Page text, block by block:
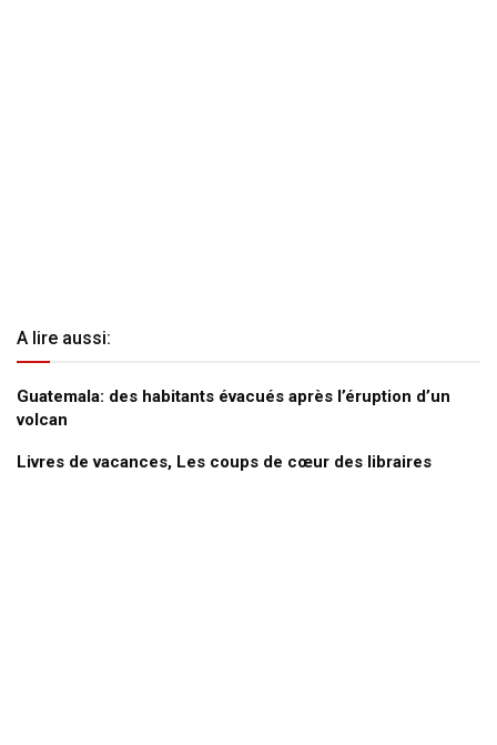
A lire aussi:
Guatemala: des habitants évacués après l’éruption d’un
volcan
Livres de vacances, Les coups de cœur des libraires